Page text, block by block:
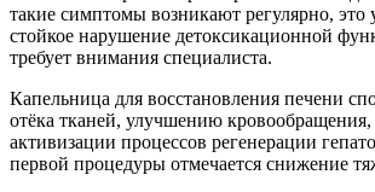
такие симптомы возникают регулярно, это
стойкое нарушение детоксикационной
требует внимания специалиста.
Капельница для восстановления печени
отёка тканей, улучшению кровообращения,
активизации процессов регенерации
первой процедуры отмечается снижение